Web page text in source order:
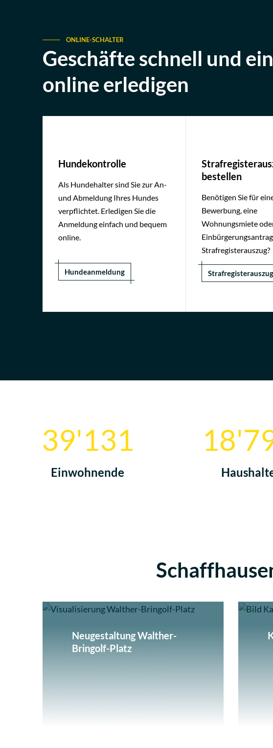
ONLINE-SCHALTER
Geschäfte schnell und
online erledigen
Onlinedienste
Hundekontrolle
Als Hundehalter sind Sie zur An-
und Abmeldung Ihres Hundes
verpflichtet. Erledigen Sie die
Anmeldung einfach und bequem
online.
Hundeanmeldung
bestellen
Benötigen Sie für
Bewerbung, eine
Wohnungsmiete
Strafregisterauszug?
Counters in Frontboxen
Einwohnende
39'173
Laufende Projekte
Neugestaltung Walther-
Bringolf-Platz